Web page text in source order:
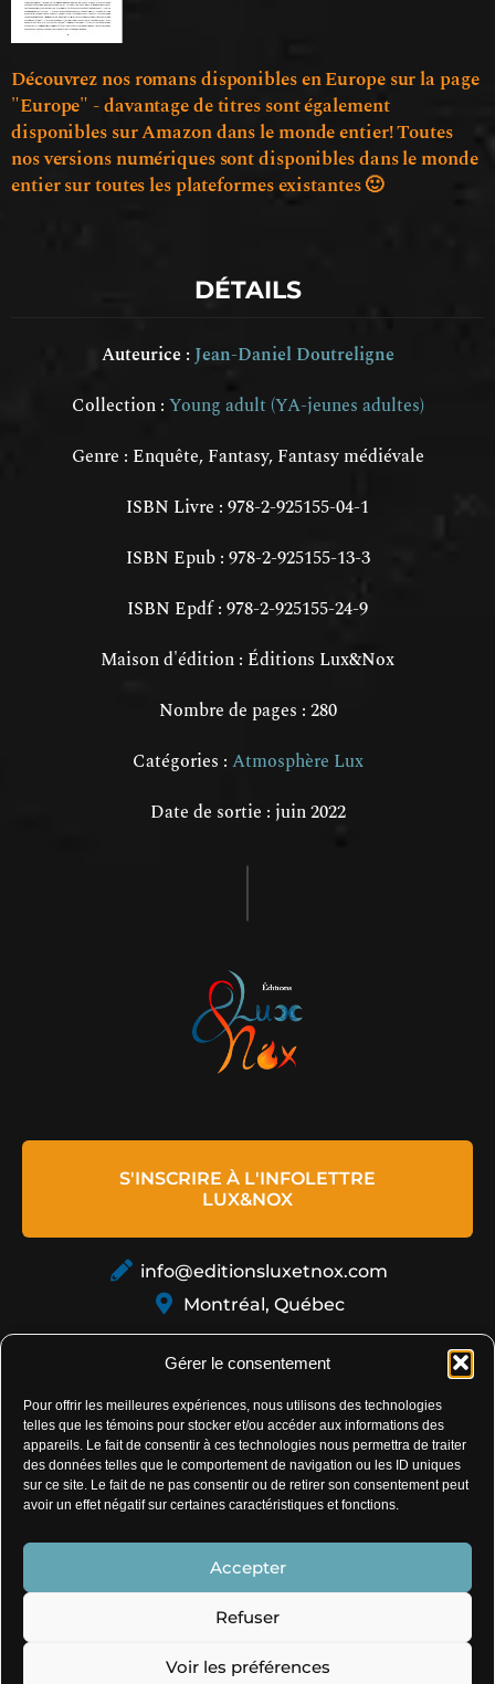
Gérer le consentement
Pour offrir les meilleures expériences, nous utilisons des technologies
telles que les témoins pour stocker et/ou accéder aux informations des
appareils. Le fait de consentir à ces technologies nous permettra de traiter
des données telles que le comportement de navigation ou les ID uniques
sur ce site. Le fait de ne pas consentir ou de retirer son consentement peut
avoir un effet négatif sur certaines caractéristiques et fonctions.
Accepter
Refuser
Voir les préférences
Découvrez nos romans disponibles en Europe sur la page
"Europe" - davantage de titres sont également
disponibles sur Amazon dans le monde entier! Toutes
nos versions numériques sont disponibles dans le monde
entier sur toutes les plateformes existantes 🙂
DÉTAILS
Auteurice : Jean-Daniel Doutreligne
Collection : Young adult (YA-jeunes adultes)
Genre : Enquête, Fantasy, Fantasy médiévale
ISBN Livre : 978-2-925155-04-1
ISBN Epub : 978-2-925155-13-3
ISBN Epdf : 978-2-925155-24-9
Maison d'édition : Éditions Lux&Nox
Nombre de pages : 280
Catégories : Atmosphère Lux
Date de sortie : juin 2022
S'INSCRIRE À L'INFOLETTRE
LUX&NOX
info@editionsluxetnox.com
Montréal, Québec
Politique de confidentialité
Politique de témoins
Conditions générales de vente
© 2026 Éditions Lux&Nox - Conception de sites -